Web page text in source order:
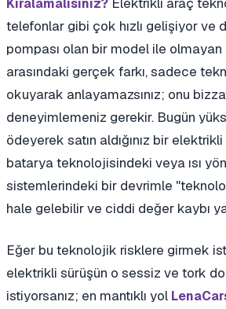
Kiralamalısınız? Elektrikli araç
telefonlar gibi çok hızlı gelişiyor ve
pompası olan bir model ile
arasındaki gerçek farkı, sadece
okuyarak anlayamazsınız; onu
deneyimlemeniz gerekir. Bugün
ödeyerek satın aldığınız bir
batarya teknolojisindeki veya ısı
sistemlerindeki bir devrimle
hale gelebilir ve ciddi değer kaybı
Eğer bu teknolojik risklere girmek
elektrikli sürüşün o sessiz ve tork
istiyorsanız; en mantıklı yol